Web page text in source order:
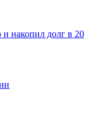
и накопил долг в 20